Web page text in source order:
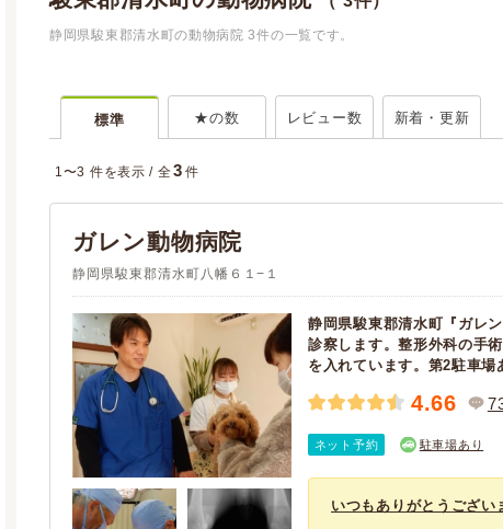
静岡県駿東郡清水町の動物病院 3件の一覧です。
標準 ★の数 レビュー数 新着・更新
1〜3 件を表示 / 全3 件
ガレン動物病院
静岡県駿東郡清水町八幡６１−１
静岡県駿東郡清水町『ガレ
診察します。整形外科の手
を入れています。第2駐車場
4.66
ネット予約 駐車場あり
いつもありがとうござい
静岡市すべて
静岡市葵区 (24)
静岡市駿河区 (20) 静岡市清水区 (19)
浜松市すべて (67) 浜松市中央区
浜松市浜名区 浜松市天竜区 (1)
沼津市 熱海市
三島市 (10) 富士宮市